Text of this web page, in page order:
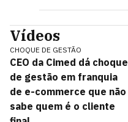
Vídeos
CHOQUE DE GESTÃO
CEO da Cimed dá choque
de gestão em franquia
de e-commerce que não
sabe quem é o cliente